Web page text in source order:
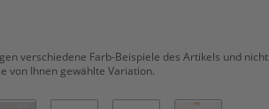
verschiedene Farb-Beispiele des Artikels und nicht
von Ihnen gewählte Variation.